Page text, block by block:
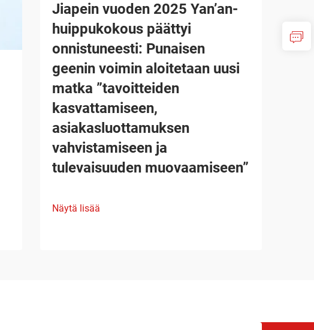
Jiapein vuoden 2025 Yan’an-
huippukokous päättyi
onnistuneesti: Punaisen
geenin voimin aloitetaan uusi
matka ”tavoitteiden
kasvattamiseen,
asiakasluottamuksen
vahvistamiseen ja
tulevaisuuden muovaamiseen”
Näytä lisää